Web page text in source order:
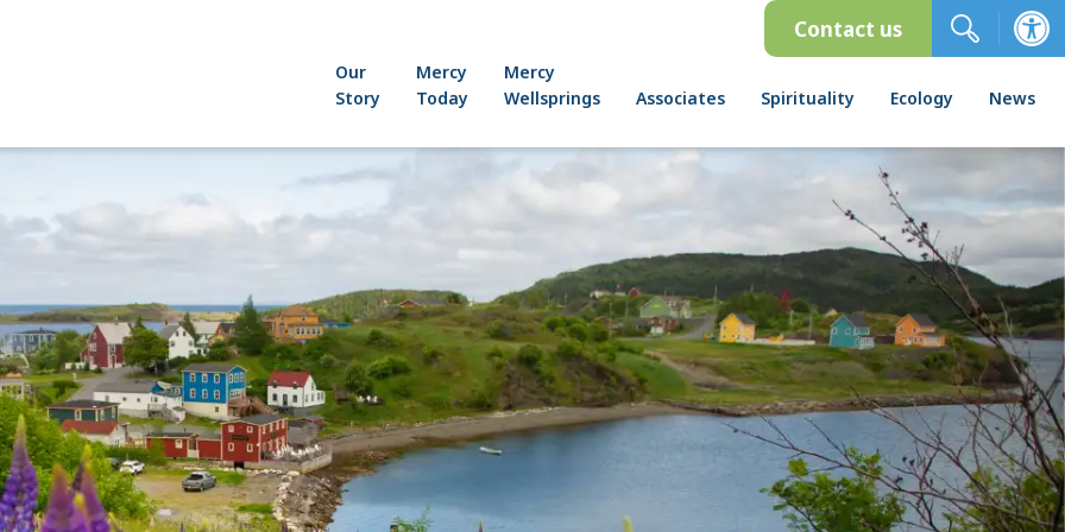
Our
Story
Mercy
Today
Mercy
Wellsprings
Associates Spirituality Ecology News
Contact us